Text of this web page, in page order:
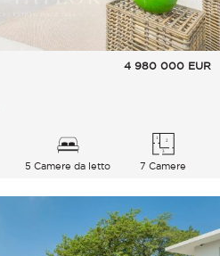
4 980 000 EUR
5 Camere da letto 7 Camere